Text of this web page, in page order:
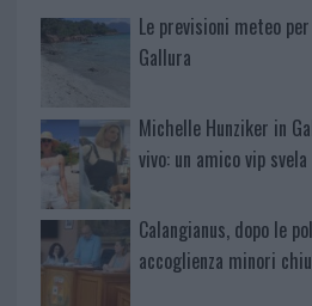
Le previsioni meteo
Gallura
Michelle Hunziker in
vivo: un amico vip
Calangianus, dopo le
accoglienza minori